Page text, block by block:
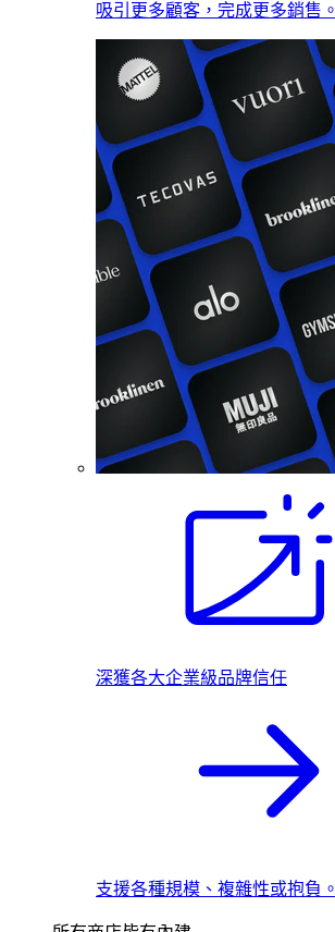
吸引更多顧客，完成更多銷售。
深獲各大企業級品牌信任
支援各種規模、複雜性或抱負。